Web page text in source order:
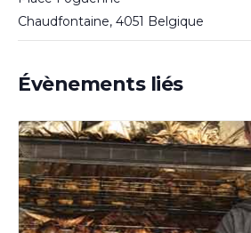
Chaudfontaine, 4051 Belgique
Évènements liés